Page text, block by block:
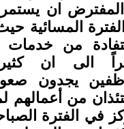
ان
المسائية
من خدمات
الى ان
يجدون
من أعمالهم
في الفترة